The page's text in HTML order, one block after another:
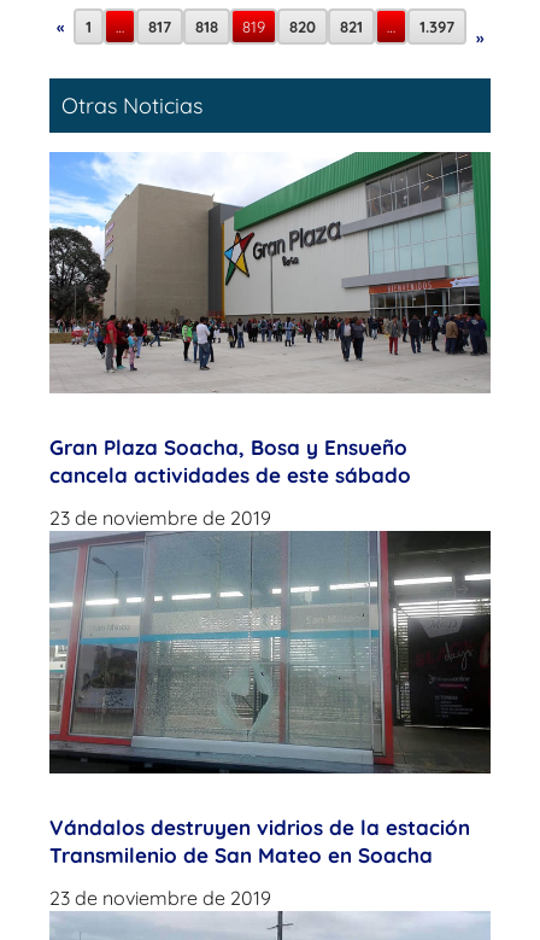
« 1 … 817 818 819 820 821 … 1.397
»
Otras Noticias
Gran Plaza Soacha, Bosa y Ensueño
cancela actividades de este sábado
23 de noviembre de 2019
Vándalos destruyen vidrios de la estación
Transmilenio de San Mateo en Soacha
23 de noviembre de 2019